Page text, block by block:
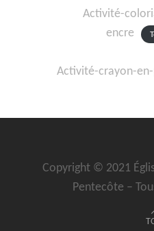
Activité-
encre
Activité-crayon-
Copyright © 2021
Pentecôte –